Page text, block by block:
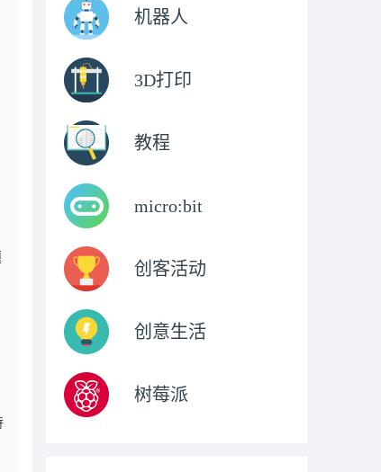
机器人
3D打印
教程
micro:bit
创客活动
创意生活
树莓派